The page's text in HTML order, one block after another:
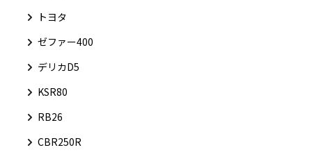
トヨタ
ゼファー400
デリカD5
KSR80
RB26
CBR250R